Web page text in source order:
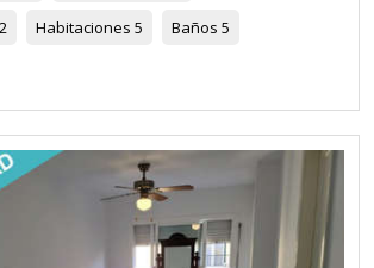
Habitaciones 5 Baños 5